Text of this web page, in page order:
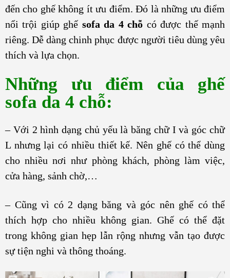
đến cho ghế không ít ưu điểm. Đó là những ưu điểm
nổi trội giúp ghế sofa da 4 chỗ có được thế mạnh
riêng. Dễ dàng chinh phục được người tiêu dùng yêu
thích và lựa chọn.
Những ưu điểm của ghế
sofa da 4 chỗ:
– Với 2 hình dạng chủ yếu là băng chữ I và góc chữ
L nhưng lại có nhiều thiết kế. Nên ghế có thể dùng
cho nhiều nơi như phòng khách, phòng làm việc,
cửa hàng, sảnh chờ,…
– Cũng vì có 2 dạng băng và góc nên ghế có thể
thích hợp cho nhiều không gian. Ghế có thể đặt
trong không gian hẹp lẫn rộng nhưng vẫn tạo được
sự tiện nghi và thông thoáng.